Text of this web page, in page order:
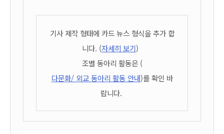
기사 제작 형태에 카드뉴스 형식을 추가 합
니다. (자세히 보기)
조별 동아리 활동은 (
다문화/ 외교 동아리 활동 안내)를 확인 바
랍니다.